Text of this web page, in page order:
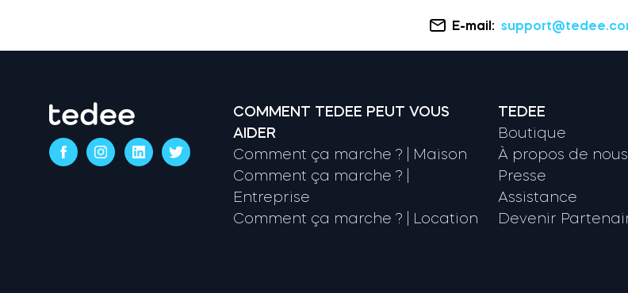
E-mail:
COMMENT TEDEE PEUT VOUS
AIDER
Comment ça marche ? | Maison
Comment ça marche ? |
Entreprise
Comment ça marche ? | Location
TEDEE
Boutique
À propos de nous
Presse
Assistance
Devenir